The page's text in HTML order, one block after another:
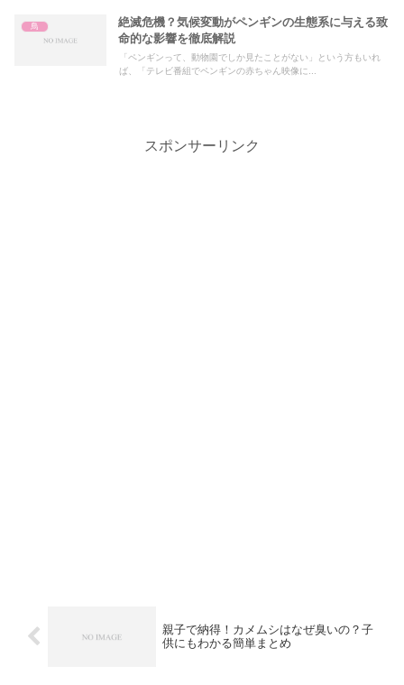
鳥
絶滅危機？気候変動がペンギンの生態系に与える致
命的な影響を徹底解説
「ペンギンって、動物園でしか見たことがない」という方もいれ
ば、「テレビ番組でペンギンの赤ちゃん映像に...
スポンサーリンク
親子で納得！カメムシはなぜ臭いの？子
供にもわかる簡単まとめ